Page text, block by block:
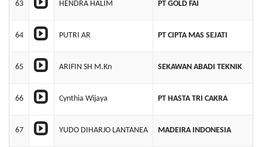
63 HENDRA HALIM PT GOLD FAI
64 PUTRI AR PT CIPTA MAS SEJATI
65 ARIFIN SH M.Kn SEKAWAN ABADI TEKNIK
66 Cynthia Wijaya PT HASTA TRI CAKRA
67 YUDO DIHARJO LANTANEA MADEIRA INDONESIA